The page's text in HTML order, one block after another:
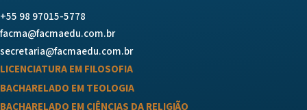
+55 98 97015-5778
facma@facmaedu.com.br
secretaria@facmaedu.com.br
LICENCIATURA EM FILOSOFIA
BACHARELADO EM TEOLOGIA
BACHARELADO EM CIÊNCIAS DA RELIGIÃO